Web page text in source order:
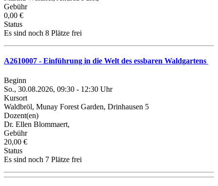
Gebühr
0,00 €
Status
Es sind noch 8 Plätze frei
A2610007 - Einführung in die Welt des essbaren Waldgartens
Beginn
So., 30.08.2026, 09:30 - 12:30 Uhr
Kursort
Waldbröl, Munay Forest Garden, Drinhausen 5
Dozent(en)
Dr. Ellen Blommaert,
Gebühr
20,00 €
Status
Es sind noch 7 Plätze frei